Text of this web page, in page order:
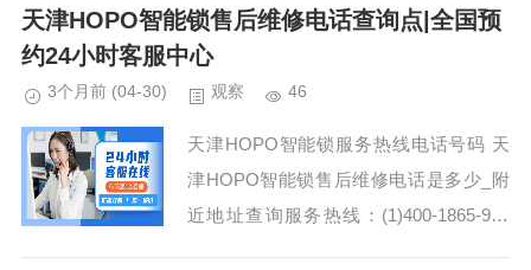
柜全国统一售...
天津HOPO智能锁售后维修电话查询点|全国预
约24小时客服中心
3个月前 (04-30) 观察 46
天津HOPO智能锁服务热线电话号码 天
津HOPO智能锁售后维修电话是多少_附
近地址查询服务热线：(1)400-1865-909